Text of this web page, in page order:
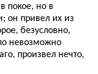
покое, но в
он привел их из
безусловно,
невозможно
произвел нечто,